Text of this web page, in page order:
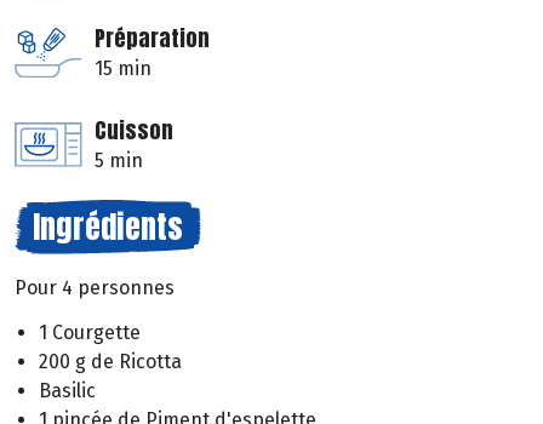
Préparation
15 min
Cuisson
5 min
Ingrédients
Pour 4 personnes
1 Courgette
200 g de Ricotta
Basilic